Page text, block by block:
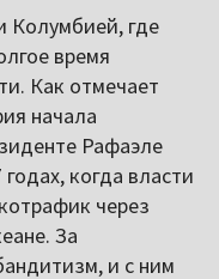
Колумбией, где
время
Как отмечает
начала
Рафаэле
когда власти
через
За
и с ним